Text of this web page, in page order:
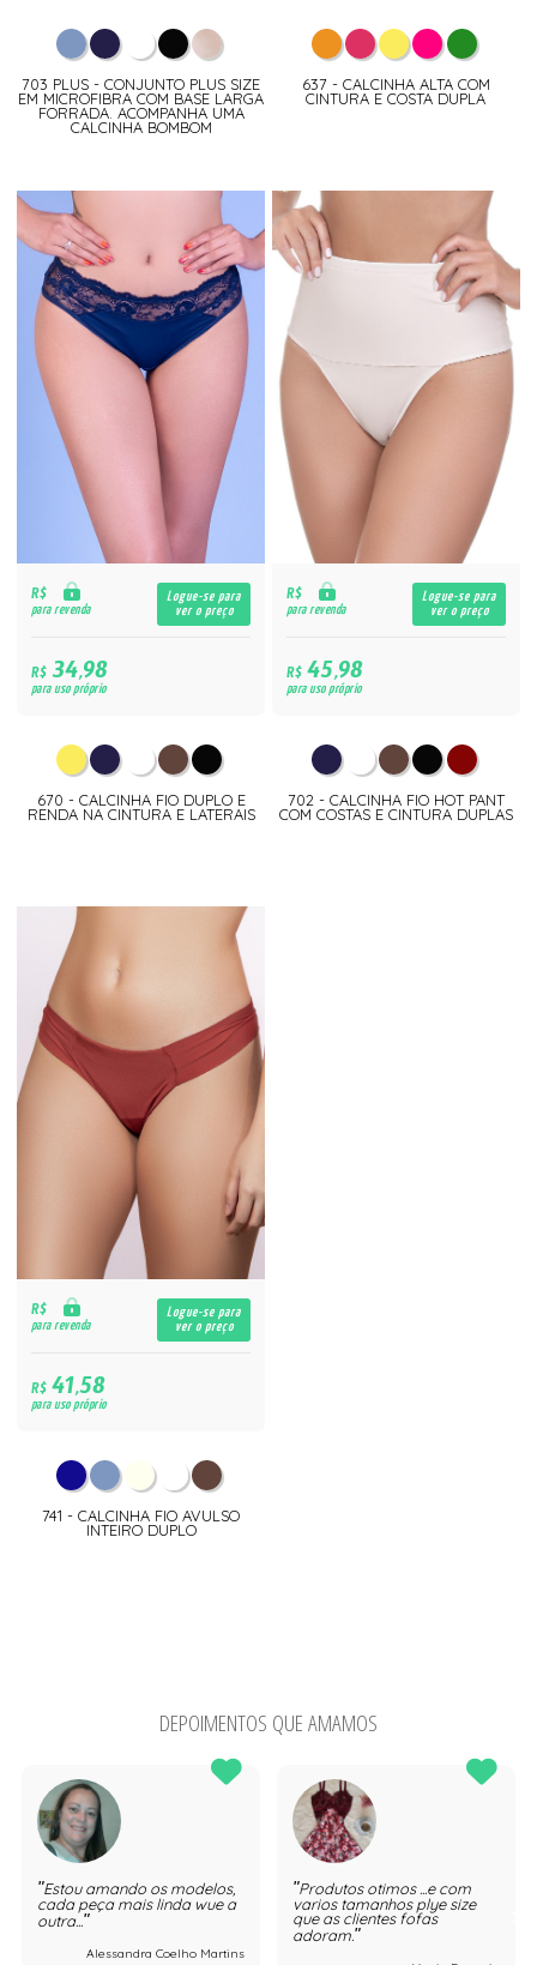
703 PLUS - CONJUNTO PLUS SIZE
EM MICROFIBRA COM BASE LARGA
FORRADA. ACOMPANHA UMA
CALCINHA BOMBOM
637 - CALCINHA ALTA COM
CINTURA E COSTA DUPLA
R$
para revenda
Logue-se para
ver o preço
R$34,98
para uso próprio
670 - CALCINHA FIO DUPLO E
RENDA NA CINTURA E LATERAIS
R$
para revenda
Logue-se para
ver o preço
R$45,98
para uso próprio
702 - CALCINHA FIO HOT PANT
COM COSTAS E CINTURA DUPLAS
R$
para revenda
Logue-se para
ver o preço
R$41,58
para uso próprio
741 - CALCINHA FIO AVULSO
INTEIRO DUPLO
DEPOIMENTOS QUE AMAMOS
Estou amando os modelos,
cada peça mais linda wue a
outra...
Alessandra Coelho Martins
Produtos otimos ...e com
varios tamanhos plye size
que as clientes fofas
adoram.